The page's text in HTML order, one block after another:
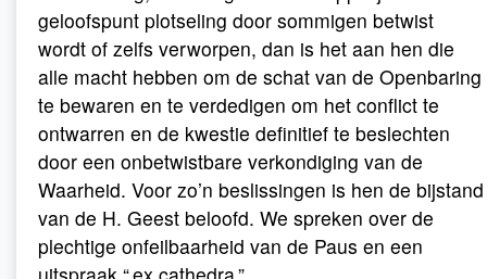
geloofspunt plotseling door sommigen betwist
wordt of zelfs verworpen, dan is het aan hen die
alle macht hebben om de schat van de Openbaring
te bewaren en te verdedigen om het conflict te
ontwarren en de kwestie definitief te beslechten
door een onbetwistbare verkondiging van de
Waarheid. Voor zo’n beslissingen is hen de bijstand
van de H. Geest beloofd. We spreken over de
plechtige onfeilbaarheid van de Paus en een